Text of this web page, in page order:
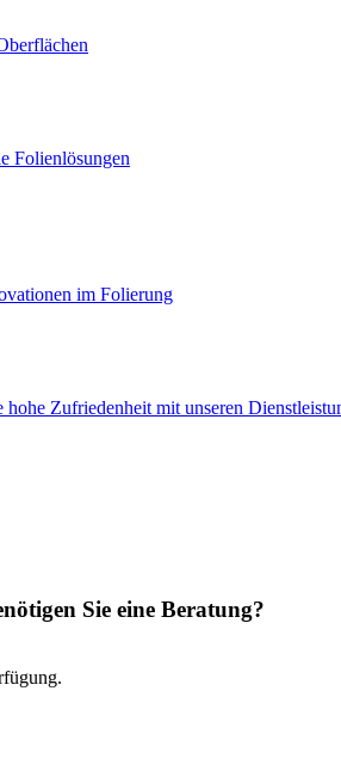
Folienlösungen
im Folierung
Zufriedenheit mit unseren
Sie eine Beratung?